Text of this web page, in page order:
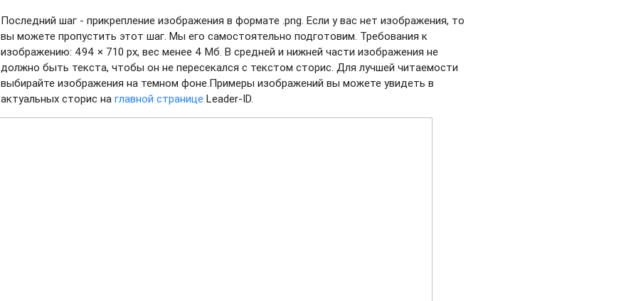
Последний шаг - прикрепление изображения в формате .png. Если у вас нет изображения, то
вы можете пропустить этот шаг. Мы его самостоятельно подготовим. Требования к
изображению: 494 × 710 px, вес менее 4 Мб. В средней и нижней части изображения не
должно быть текста, чтобы он не пересекался с текстом сторис. Для лучшей читаемости
выбирайте изображения на темном фоне.Примеры изображений вы можете увидеть в
актуальных сторис наглавной странице Leader-ID.